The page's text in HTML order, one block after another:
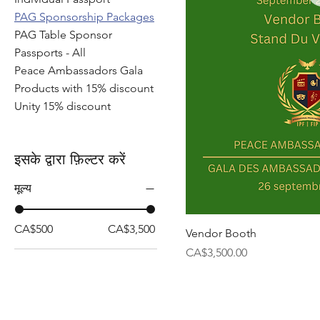
PAG Sponsorship Packages
PAG Table Sponsor
Passports - All
Peace Ambassadors Gala
Products with 15% discount
Unity 15% discount
इसके द्वारा फ़िल्टर करें
मूल्य
CA$500 CA$3,500
Vendor Booth
मूल्य
CA$3,500.00